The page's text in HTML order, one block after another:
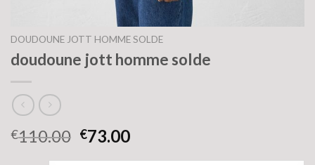
DOUDOUNE JOTT HOMME SOLDE
doudoune jott homme solde
€110.00 €73.00